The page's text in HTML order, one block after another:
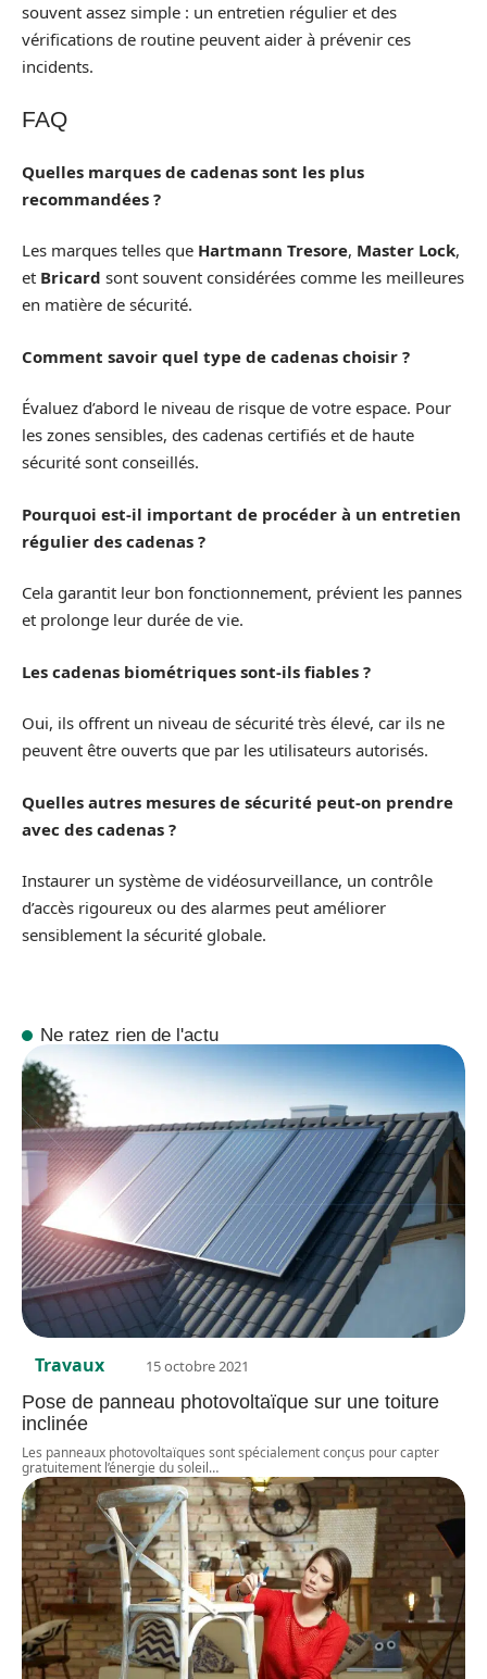
souvent assez simple : un entretien régulier et des
vérifications de routine peuvent aider à prévenir ces
incidents.
FAQ
Quelles marques de cadenas sont les plus
recommandées ?
Les marques telles que Hartmann Tresore, Master Lock,
et Bricard sont souvent considérées comme les meilleures
en matière de sécurité.
Comment savoir quel type de cadenas choisir ?
Évaluez d’abord le niveau de risque de votre espace. Pour
les zones sensibles, des cadenas certifiés et de haute
sécurité sont conseillés.
Pourquoi est-il important de procéder à un entretien
régulier des cadenas ?
Cela garantit leur bon fonctionnement, prévient les pannes
et prolonge leur durée de vie.
Les cadenas biométriques sont-ils fiables ?
Oui, ils offrent un niveau de sécurité très élevé, car ils ne
peuvent être ouverts que par les utilisateurs autorisés.
Quelles autres mesures de sécurité peut-on prendre
avec des cadenas ?
Instaurer un système de vidéosurveillance, un contrôle
d’accès rigoureux ou des alarmes peut améliorer
sensiblement la sécurité globale.
Ne ratez rien de l'actu
Travaux 15 octobre 2021
Pose de panneau photovoltaïque sur une toiture
inclinée
Les panneaux photovoltaïques sont spécialement conçus pour capter
gratuitement l’énergie du soleil…